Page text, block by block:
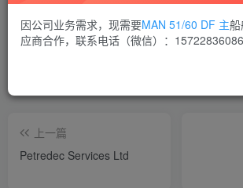
喜欢就支持一下吧
上一篇
Petredec Services Ltd
因公司业务需求，现需要MAN 51/60 DF 主
应商合作，联系电话（微信）：15722836086